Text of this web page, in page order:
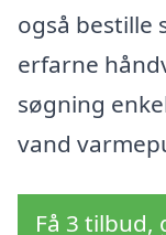
også bestille
erfarne
søgning
vand
Få 3